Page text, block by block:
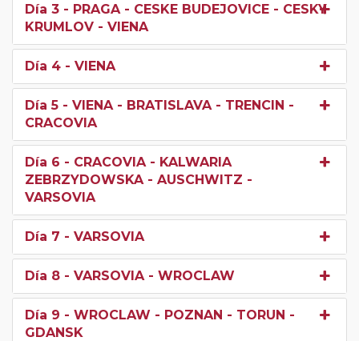
Día 3 - PRAGA - CESKE BUDEJOVICE - CESKY
KRUMLOV - VIENA
Día 4 - VIENA
Día 5 - VIENA - BRATISLAVA - TRENCIN -
CRACOVIA
Día 6 - CRACOVIA - KALWARIA
ZEBRZYDOWSKA - AUSCHWITZ -
VARSOVIA
Día 7 - VARSOVIA
Día 8 - VARSOVIA - WROCLAW
Día 9 - WROCLAW - POZNAN - TORUN -
GDANSK